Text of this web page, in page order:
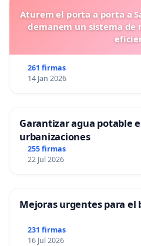
Aturem el porta a porta a
demanem un sistema de
261 firmas
14 Jan 2026
Garantizar agua potable
urbanizaciones
255 firmas
22 Jul 2026
Mejoras urgentes para el
231 firmas
16 Jul 2026